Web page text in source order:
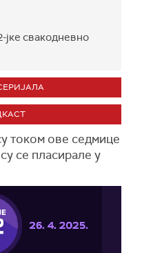
јке свакодневно
током ове седмице
се пласирале у